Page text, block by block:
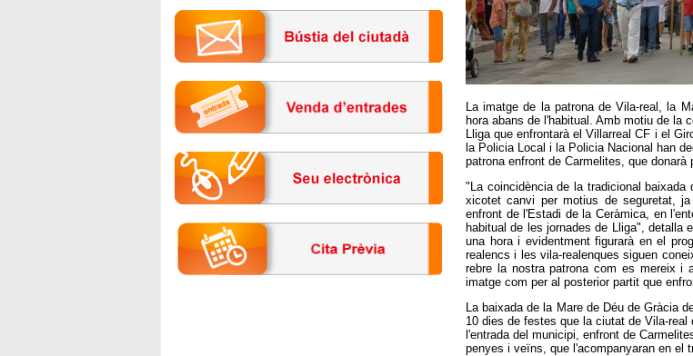
La imatge de la patrona de Vila-real, la
hora abans de l'habitual. Amb motiu de la
Lliga que enfrontarà el Villarreal CF i el
la Policia Local i la Policia Nacional han
patrona enfront de Carmelites, que
"La coincidència de la tradicional
xicotet canvi per motius de seguretat,
enfront de l'Estadi de la Ceràmica, en
habitual de les jornades de Lliga",
una hora i evidentment figurarà en el
realencs i les vila-realenques siguen
rebre la nostra patrona com es mereix i
imatge com per al posterior partit que
La baixada de la Mare de Déu de Gràcia
10 dies de festes que la ciutat de Vila-
l'entrada del municipi, enfront de
penyes i veïns, que l'acompanyaran en el